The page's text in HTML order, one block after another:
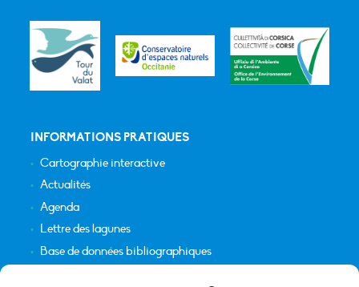
INFORMATIONS PRATIQUES
Cartographie interactive
Actualités
Agenda
Lettre des lagunes
Base de données bibliographiques